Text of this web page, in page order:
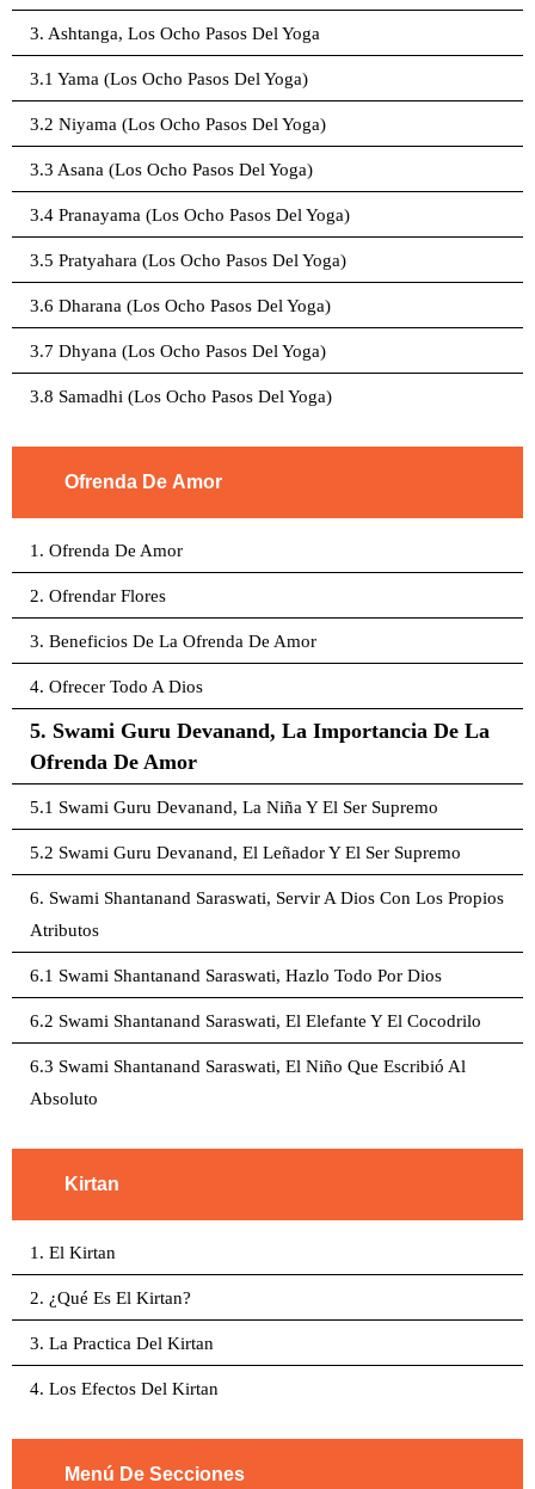
3. Ashtanga, Los Ocho Pasos Del Yoga
3.1 Yama (Los Ocho Pasos Del Yoga)
3.2 Niyama (Los Ocho Pasos Del Yoga)
3.3 Asana (Los Ocho Pasos Del Yoga)
3.4 Pranayama (Los Ocho Pasos Del Yoga)
3.5 Pratyahara (Los Ocho Pasos Del Yoga)
3.6 Dharana (Los Ocho Pasos Del Yoga)
3.7 Dhyana (Los Ocho Pasos Del Yoga)
3.8 Samadhi (Los Ocho Pasos Del Yoga)
Ofrenda De Amor
1. Ofrenda De Amor
2. Ofrendar Flores
3. Beneficios De La Ofrenda De Amor
4. Ofrecer Todo A Dios
5. Swami Guru Devanand, La Importancia De La
Ofrenda De Amor
5.1 Swami Guru Devanand, La Niña Y El Ser Supremo
5.2 Swami Guru Devanand, El Leñador Y El Ser Supremo
6. Swami Shantanand Saraswati, Servir A Dios Con Los Propios
Atributos
6.1 Swami Shantanand Saraswati, Hazlo Todo Por Dios
6.2 Swami Shantanand Saraswati, El Elefante Y El Cocodrilo
6.3 Swami Shantanand Saraswati, El Niño Que Escribió Al
Absoluto
Kirtan
1. El Kirtan
2. ¿Qué Es El Kirtan?
3. La Practica Del Kirtan
4. Los Efectos Del Kirtan
Menú De Secciones